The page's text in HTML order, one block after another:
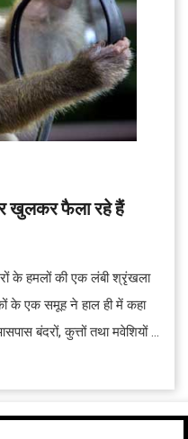
खुलकर फैला रहे हैं
के हमलों की एक लंबी श्रृंखला
के एक समूह ने हाल ही में कहा
बंदरों, कुत्तों तथा मवेशियों के
है।